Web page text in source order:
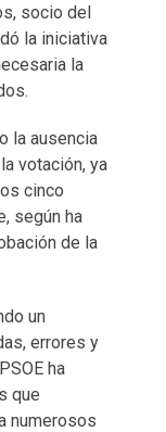
socio del
la iniciativa
la
la ausencia
votación, ya
cinco
según ha
de la
un
errores y
ha
que
numerosos